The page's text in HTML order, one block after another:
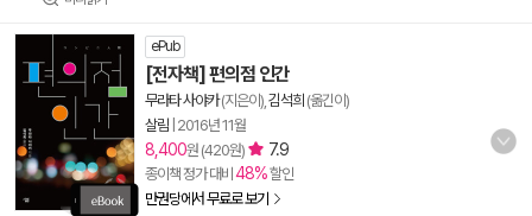
ePub
[전자책] 편의점 인간
무라타 사야카(지은이), 김석희 (옮긴이)
살림 2016년 11월
8,400원 (420원) 7.9
종이책 정가 대비 48%할인
만권당에서 무료로 보기